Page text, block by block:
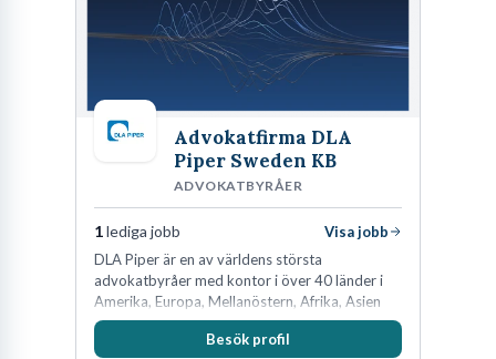
Advokatfirma DLA
Piper Sweden KB
ADVOKATBYRÅER
1lediga jobb
Visa jobb
DLA Piper är en av världens största
advokatbyråer med kontor i över 40 länder i
Amerika, Europa, Mellanöstern, Afrika, Asien
och Oceanien. Vi är specialister inom
affärsjuridikens alla områden och vi har några
Besök profil